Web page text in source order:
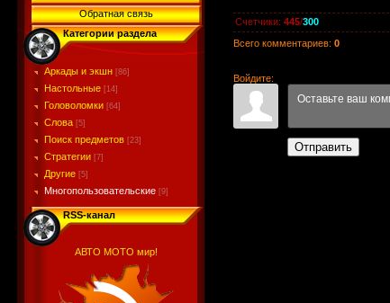
Обратная связь
Категории раздела
Аркады и экшн [86]
Настольные [14]
Головоломки [64]
Слова [5]
Поиск предметов [23]
Стратегии [7]
Другие [5]
Многопользовательские [9]
RSS-канал
АВТО МОТО мир!
Счетчики: 445/300
Всего комментариев: 0
Войдите:
Отправить